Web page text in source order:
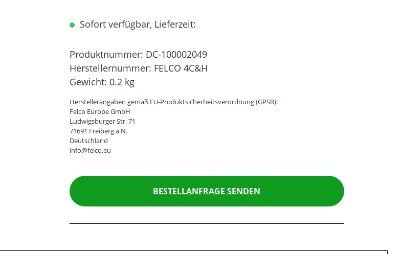
Sofort verfügbar, Lieferzeit:
Produktnummer: DC-100002049
Herstellernummer: FELCO 4C&H
Gewicht: 0.2 kg
Herstellerangaben gemäß EU-Produktsicherheitsverordnung (GPSR):
Felco Europe GmbH
Ludwigsburger Str. 71
71691 Freiberg a.N.
Deutschland
info@felco.eu
BESTELLANFRAGE SENDEN